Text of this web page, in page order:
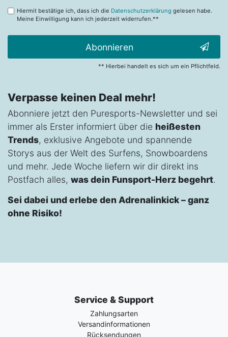
Hiermit bestätige ich, dass ich die Datenschutzerklärung gelesen habe.
Meine Einwilligung kann ich jederzeit widerrufen.**
Abonnieren
** Hierbei handelt es sich um ein Pflichtfeld.
Verpasse keinen Deal mehr!
Abonniere jetzt den Puresports-Newsletter und sei
immer als Erster informiert über die heißesten
Trends, exklusive Angebote und spannende
Storys aus der Welt des Surfens, Snowboardens
und mehr. Jede Woche liefern wir dir direkt ins
Postfach alles, was dein Funsport-Herz begehrt.
Sei dabei und erlebe den Adrenalinkick – ganz
ohne Risiko!
Service & Support
Zahlungsarten
Versandinformationen
Rücksendungen